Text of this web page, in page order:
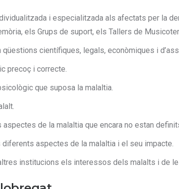
i especialitzada als afectats per la
els Grups de suport, els Tallers de
científiques, legals, econòmiques i
precoç i correcte.
que suposa la malaltia.
de la malaltia que encara no estan
aspectes de la malaltia i el seu impacte.
institucions els interessos dels malalts i de